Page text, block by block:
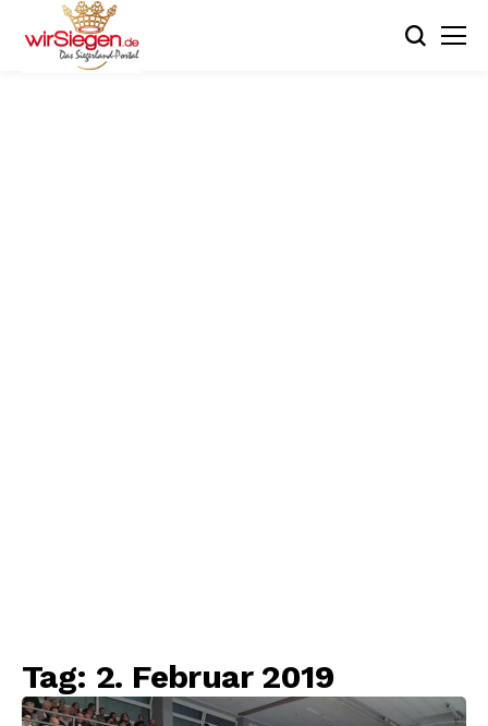
Tag: 2. Februar 2019